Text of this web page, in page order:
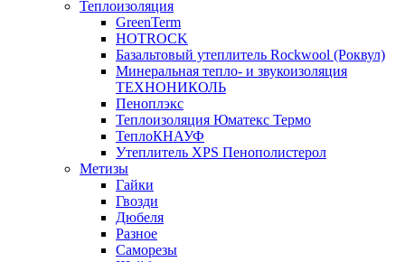
Теплоизоляция
GreenTerm
HOTROCK
Базальтовый утеплитель Rockwool (Роквул)
Минеральная тепло- и звукоизоляция
ТЕХНОНИКОЛЬ
Пеноплэкс
Теплоизоляция Юматекс Термо
ТеплоКНАУФ
Утеплитель XPS Пенополистерол
Метизы
Гайки
Гвозди
Дюбеля
Разное
Саморезы